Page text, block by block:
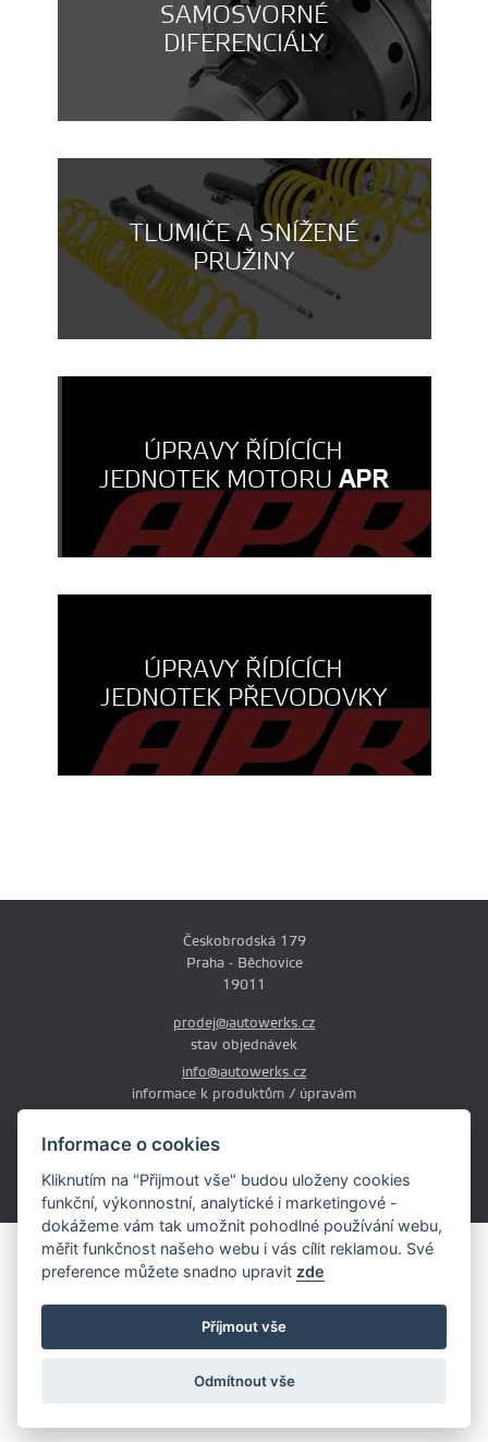
Informace o cookies
Kliknutím na "Přijmout vše" budou uloženy cookies
funkční, výkonnostní, analytické i marketingové -
dokážeme vám tak umožnit pohodlné používání webu,
měřit funkčnost našeho webu i vás cílit reklamou. Své
preference můžete snadno upravit zde
Příjmout vše
Odmítnout vše
SAMOSVORNÉ
DIFERENCIÁLY
TLUMIČE A SNÍŽENÉ
PRUŽINY
ÚPRAVY ŘÍDÍCÍCH
JEDNOTEK MOTORUAPR
ÚPRAVY ŘÍDÍCÍCH
JEDNOTEK PŘEVODOVKY
Českobrodská 179
Praha - Běchovice
19011
prodej@autowerks.cz
stav objednávek
info@autowerks.cz
informace k produktům / úpravám
Pá: 9:00-12:00 a 13:00-16:00
Obsah stránek je majetkem provozovatele. Kopírování, zveřejňování
textů či fotografii je povoleno pouze s jeho souhlasem.
Copyright © 2026 AutoWerks.cz
Všechna práva vyhrazena